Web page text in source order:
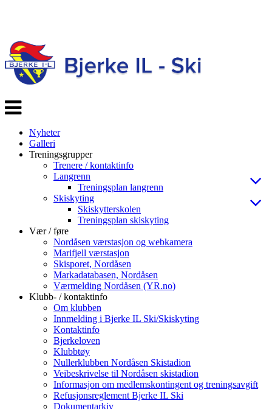
Veksle
navigasjon
Nyheter
Galleri
Treningsgrupper
Trenere / kontaktinfo
Langrenn
Treningsplan langrenn
Skiskyting
Skiskytterskolen
Treningsplan skiskyting
Vær / føre
Nordåsen værstasjon og webkamera
Marifjell værstasjon
Skisporet, Nordåsen
Markadatabasen, Nordåsen
Værmelding Nordåsen (YR.no)
Klubb- / kontaktinfo
Om klubben
Innmelding i Bjerke IL Ski/Skiskyting
Kontaktinfo
Bjerkeloven
Klubbtøy
Nullerklubben Nordåsen Skistadion
Veibeskrivelse til Nordåsen skistadion
Informasjon om medlemskontingent og treningsavgift
Refusjonsreglement Bjerke IL Ski
Dokumentarkiv